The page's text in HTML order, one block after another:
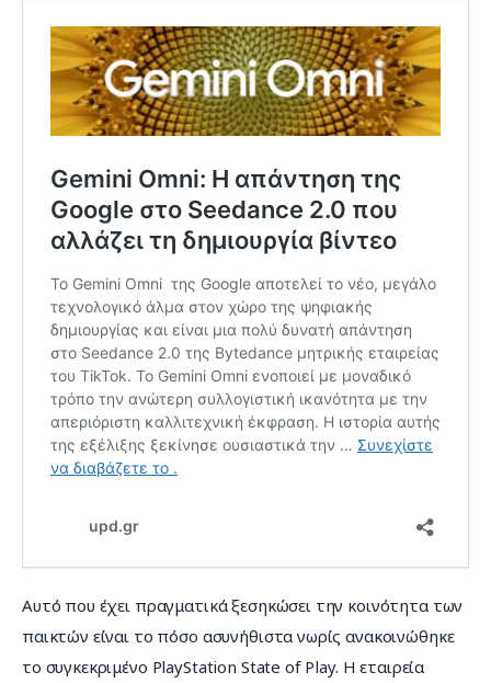
Αυτό που έχει πραγματικά ξεσηκώσει την κοινότητα των
παικτών είναι το πόσο ασυνήθιστα νωρίς ανακοινώθηκε
το συγκεκριμένο PlayStation State of Play. Η εταιρεία